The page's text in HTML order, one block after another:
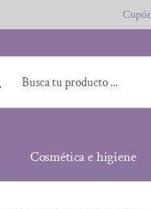
Cosmética e higiene